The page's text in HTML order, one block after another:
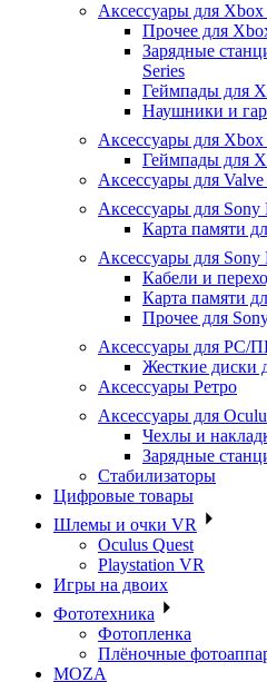
Аксессуары для Xbox
Прочее для
Зарядные
Series
Геймпады для
Наушники и
Аксессуары для Xbox
Геймпады для
Аксессуары для
Аксессуары для Sony
Карта памяти
Аксессуары для Sony
Кабели и
Карта памяти
Прочее для
Аксессуары для PC/
Жесткие диски
Аксессуары Ретро
Аксессуары для
Чехлы и
Зарядные
Стабилизаторы
Цифровые товары
Шлемы и очки VR
Oculus Quest
Playstation VR
Игры на двоих
Фототехника
Фотопленка
Плёночные
MOZA